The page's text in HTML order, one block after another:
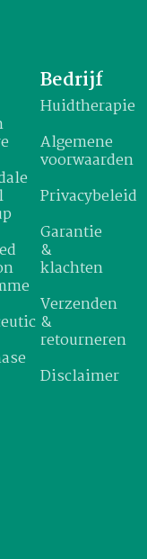
Bedrijf
Huidtherapie
Algemene
voorwaarden
Privacybeleid
Garantie
&
klachten
Verzenden
&
retourneren
Disclaimer